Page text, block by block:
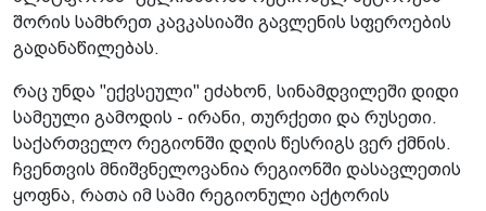
შორის სამხრეთ კავკასიაში გავლენის სფეროების
გადანაწილებას.
რაც უნდა "ექვსეული" ეძახონ, სინამდვილეში დიდი
სამეული გამოდის - ირანი, თურქეთი და რუსეთი.
საქართველო რეგიონში დღის წესრიგს ვერ ქმნის.
ჩვენთვის მნიშვნელოვანია რეგიონში დასავლეთის
ყოფნა, რათა იმ სამი რეგიონული აქტორის